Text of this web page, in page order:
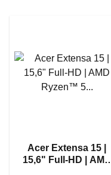
Acer Extensa 15 |
15,6" Full-HD | AMD